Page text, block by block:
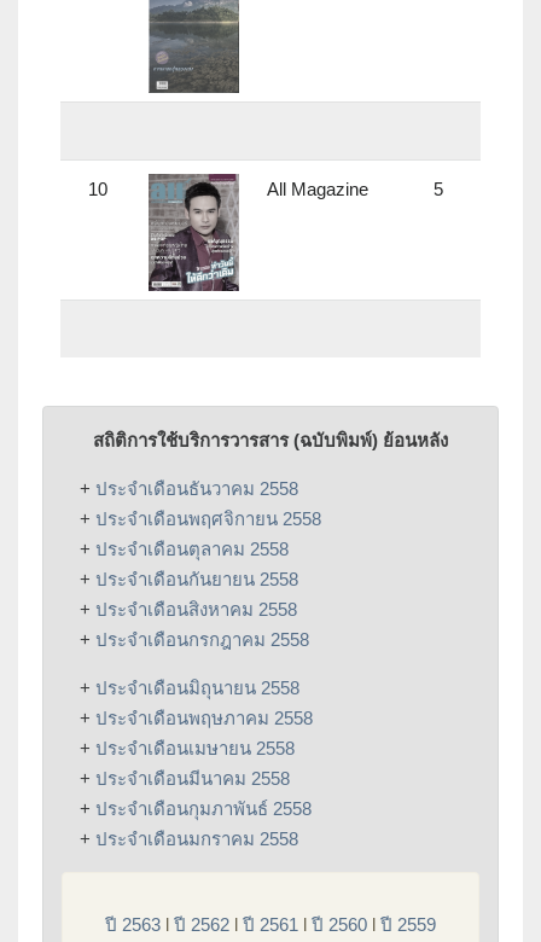
10 All Magazine 5
สถิติการใช้บริการวารสาร (ฉบับพิมพ์) ย้อนหลัง
+ ประจำเดือนธันวาคม 2558
+ ประจำเดือนพฤศจิกายน 2558
+ ประจำเดือนตุลาคม 2558
+ ประจำเดือนกันยายน 2558
+ ประจำเดือนสิงหาคม 2558
+ ประจำเดือนกรกฎาคม 2558
+ ประจำเดือนมิถุนายน 2558
+ ประจำเดือนพฤษภาคม 2558
+ ประจำเดือนเมษายน 2558
+ ประจำเดือนมีนาคม 2558
+ ประจำเดือนกุมภาพันธ์ 2558
+ ประจำเดือนมกราคม 2558
ปี 2563 l ปี 2562 l ปี 2561 l ปี 2560 l ปี 2559